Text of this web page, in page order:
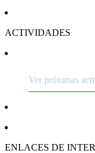
ACTIVIDADES
Ver próximas
ENLACES DE